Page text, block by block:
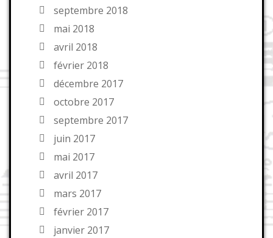
septembre 2018
mai 2018
avril 2018
février 2018
décembre 2017
octobre 2017
septembre 2017
juin 2017
mai 2017
avril 2017
mars 2017
février 2017
janvier 2017